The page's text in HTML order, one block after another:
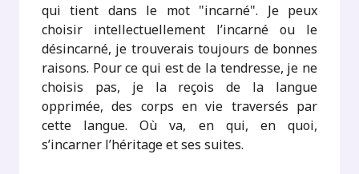
qui tient dans le mot "incarné". Je peux
choisir intellectuellement l’incarné ou le
désincarné, je trouverais toujours de bonnes
raisons. Pour ce qui est de la tendresse, je ne
choisis pas, je la reçois de la langue
opprimée, des corps en vie traversés par
cette langue. Où va, en qui, en quoi,
s’incarner l’héritage et ses suites.